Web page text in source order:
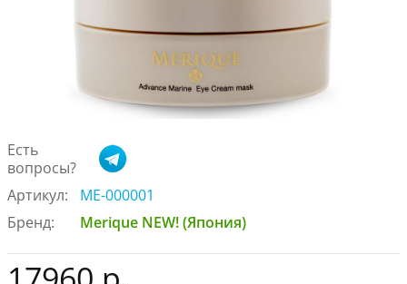
Есть
вопросы?
Артикул:
ME-000001
Бренд:
Merique NEW! (Япония)